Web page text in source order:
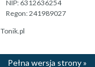
Tonik.pl
NIP: 6312636254
Regon: 241989027
Pełna wersja strony »